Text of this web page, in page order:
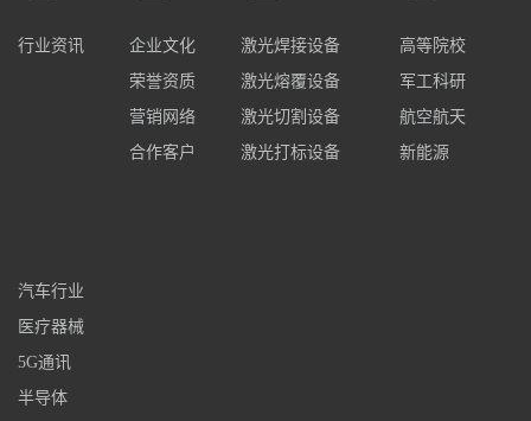
行业资讯
企业文化
荣誉资质
营销网络
合作客户
激光焊接设备
激光熔覆设备
激光切割设备
激光打标设备
高等院校
军工科研
航空航天
新能源
汽车行业
医疗器械
5G通讯
半导体